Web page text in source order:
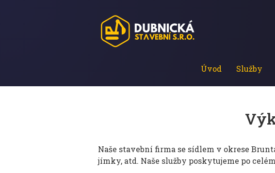
Úvod Služby
Naše stavební firma se sídlem v okrese
jímky, atd. Naše služby poskytujeme po